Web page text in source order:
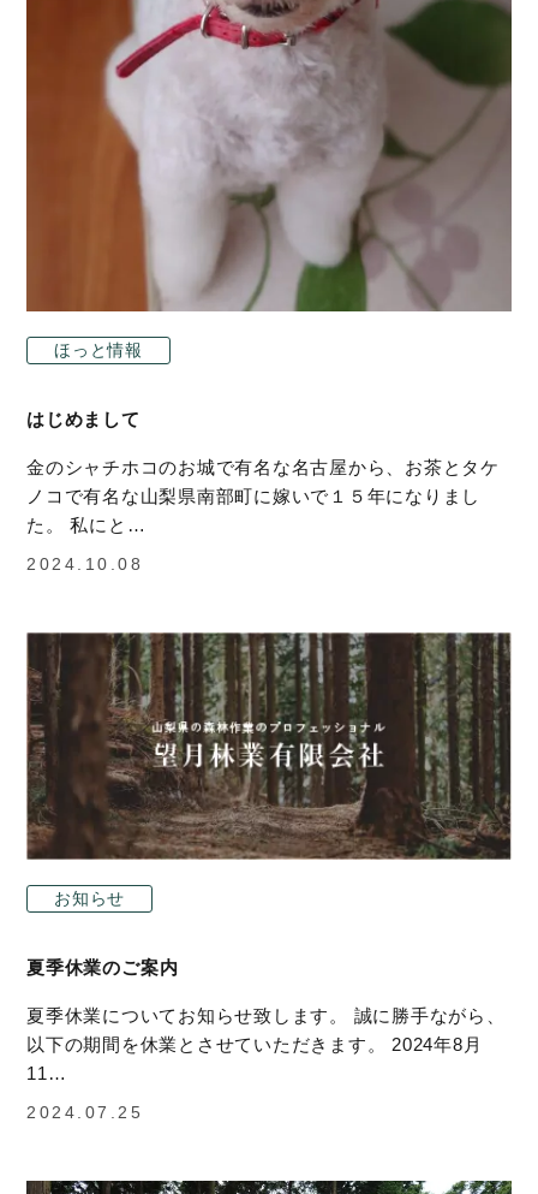
ほっと情報
はじめまして
金のシャチホコのお城で有名な名古屋から、お茶とタケ
ノコで有名な山梨県南部町に嫁いで１５年になりまし
た。 私にと…
2024.10.08
お知らせ
夏季休業のご案内
夏季休業についてお知らせ致します。 誠に勝手ながら、
以下の期間を休業とさせていただきます。 2024年8月
11…
2024.07.25